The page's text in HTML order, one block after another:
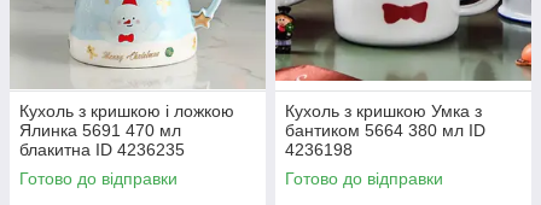
Кухоль з кришкою і ложкою
Ялинка 5691 470 мл
блакитна ID 4236235
Готово до відправки
Кухоль з кришкою Умка з
бантиком 5664 380 мл ID
4236198
Готово до відправки